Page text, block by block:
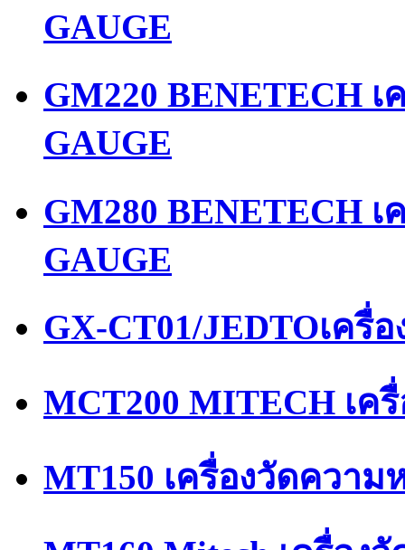
GAUGE
GM220 BENETECH
GAUGE
GM280 BENETECH
GAUGE
GX-CT01/JEDTOเครื่
MCT200 MITECH เค
MT150 เครื่องวัดความ